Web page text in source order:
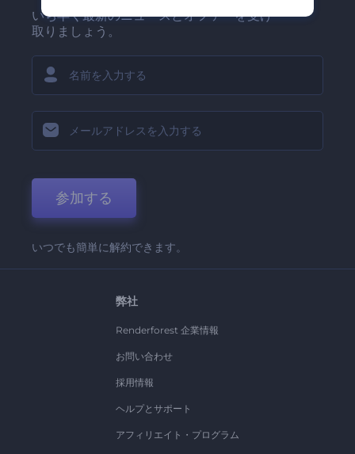
いち早く最新のニュースとオファーを受け
取りましょう。
参加する
いつでも簡単に解約できます。
弊社
Renderforest 企業情報
お問い合わせ
採用情報
ヘルプとサポート
アフィリエイト・プログラム